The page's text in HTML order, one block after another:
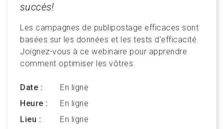
succès!
Les campagnes de publipostage efficaces sont
basées sur les données et les tests d’efficacité.
Joignez-vous à ce webinaire pour apprendre
comment optimiser les vôtres.
Date :
En ligne
Heure :
En ligne
Lieu :
En ligne